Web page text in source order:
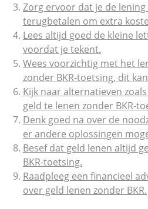
Zorg ervoor dat je de
terugbetalen om extra
Lees altijd goed de kleine
voordat je tekent.
Wees voorzichtig met het
zonder BKR-toetsing, dit
Kijk naar alternatieven
geld te lenen zonder BKR-
Denk goed na over de
er andere oplossingen
Besef dat geld lenen altijd
BKR-toetsing.
Raadpleeg een financieel
over geld lenen zonder BKR.